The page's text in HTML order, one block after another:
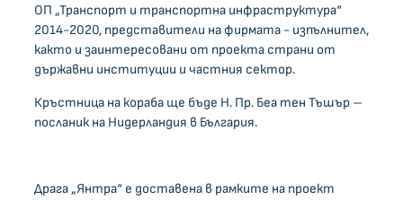
ОП „Транспорт и транспортна инфраструктура“
2014-2020, представители на фирмата - изпълнител,
както и заинтересовани от проекта страни от
държавни институции и частния сектор.
Кръстница на кораба ще бъде Н. Пр. Беа тен Тъшър –
посланик на Нидерландия в България.
Драга „Янтра“ е доставена в рамките на проект